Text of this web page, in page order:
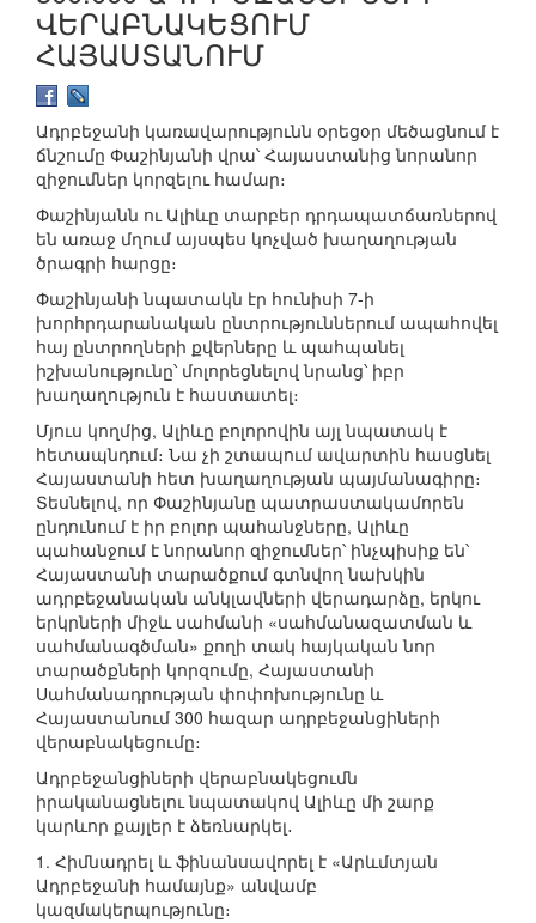
ՎԵՐԱԲՆԱԿԵՑՈՒՄ
ՀԱՅԱՍՏԱՆՈՒՄ
Ադրբեջանի կառավարությունն օրեցօր մեծացնում է
ճնշումը Փաշինյանի վրա՝ Հայաստանից նորանոր
զիջումներ կորզելու համար։
Փաշինյանն ու Ալիևը տարբեր դրդապատճառներով
են առաջ մղում այսպես կոչված խաղաղության
ծրագրի հարցը։
Փաշինյանի նպատակն էր հունիսի 7-ի
խորհրդարանական ընտրություններում ապահովել
հայ ընտրողների քվերները և պահպանել
իշխանությունը՝ մոլորեցնելով նրանց՝ իբր
խաղաղություն է հաստատել։
Մյուս կողմից, Ալիևը բոլորովին այլ նպատակ է
հետապնդում։ Նա չի շտապում ավարտին հասցնել
Հայաստանի հետ խաղաղության պայմանագիրը։
Տեսնելով, որ Փաշինյանը պատրաստակամորեն
ընդունում է իր բոլոր պահանջները, Ալիևը
պահանջում է նորանոր զիջումներ՝ ինչպիսիք են՝
Հայաստանի տարածքում գտնվող նախկին
ադրբեջանական անկլավների վերադարձը, երկու
երկրների միջև սահմանի «սահմանազատման և
սահմանագծման» քողի տակ հայկական նոր
տարածքների կորզումը, Հայաստանի
Սահմանադրության փոփոխությունը և
Հայաստանում 300 հազար ադրբեջանցիների
վերաբնակեցումը։
Ադրբեջանցիների վերաբնակեցումն
իրականացնելու նպատակով Ալիևը մի շարք
կարևոր քայլեր է ձեռնարկել․
1. Հիմնադրել և ֆինանսավորել է «Արևմտյան
Ադրբեջանի համայնք» անվամբ
կազմակերպությունը։